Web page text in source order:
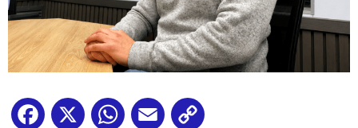
Facebook
X WhatsApp
Email